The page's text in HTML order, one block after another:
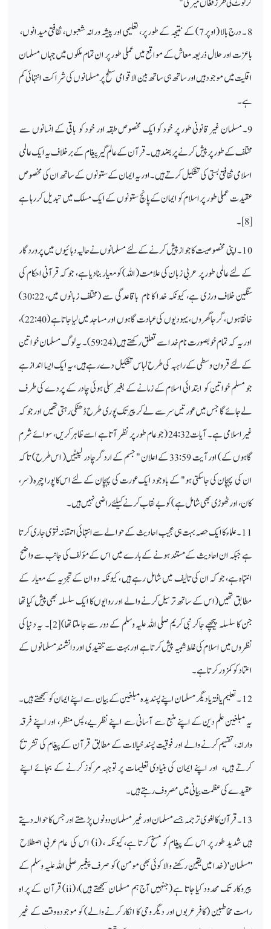
8 ۔ درج بالا (اوپر 7) کے نتیجہ کے طور پر، تعلیمی اور پیشہ ورانہ شعبوں، ثقافتی میدانوں،
باعزت اور حلال ذریعہ معاش کے مواقع میں عملی طور پر ان تمام ملکوں میں جہاں مسلمان
اقلیت میں موجود ہیں اور ساتھ ہی ساتھ بین الاقوامی سطح پر مسلمانوں کی شراکت انتہائی کم
ہے۔
9۔ مسلمان غیر قانونی طور پر خود کو ایک مخصوص طبقہ اور خود کو باقی کے انسانوں سے
مختلف کے طور پر پیش کرنے پر بضد ہیں ۔ قرآن کے عالم گیر پیغام کے بر خلاف یہ ایک عالمی
اسلامی ثقافتی بستی کی تشکیل کرتے ہیں۔ اور یہ ایمان کے ستونوں کے ساتھ ان کی مخصوص
عقیدت عملی طور پر اسلام کو ایمان کےپانچ ستونوں کے ایک مسلک میں تبدیل کر رہا ہے
[8]۔
10۔ اپنی مخصوصیت کا جواز پیش کرنے کے لئے مسلمانوں نے حالیہ دہائیوں میں پروردگار
کے لئے عالمی طور پر عربی زبان کی علامت (اللہ) کو معیار بنا دیا ہے، جو کہ قرآنی احکام کی
سنگین خلاف ورزی ہے، کیونکہ خدا کا نام باقاعدگی سے (مختلف زبانوں میں، 30:22)
خانقاہوں، گرجا گھروں، یہودیوں کی عبادت گاہوں اور مساجد میں لیا جاتا ہے (22:40)،
اور یہ کہ تمام خوبصورت نام خدا سے تعلق رکھتے ہیں(59:24)۔ یہ لوگ مسلمان خواتین
کے لئےقرون وسطی کے راہبہ کی طرح لباس تشکیل دے رہے ہیں، یہ ایک ایسا انداز ہے
جو مسلم خواتین کو ابتدائی اسلام کے زمانے کے بغیر سلی ہوئی چادر کے پردے کی طرف
لے جائے گا جس میں عورتیں سر سے لے کر پیر تک پوری طرح ڈھنکی رہتی تھیں اور جو کہ
غیر اسلامی ہے۔ آیات 24:32 ( جو عام طور پر نظر آتا ہے اسےظاہر کریں، سوائے شرم
گاہوں کے ) اور آیت 33:59 کے اعلان " جسم کے ارد گر چادر لپیٹیں ( اس طرح) تاکہ
ان کی پہچان کی جاسکتی ہو" کے باوجود ایک عورت کی پہچان کے لئے اس کا پورا چہرہ (سر،
کان، اور ٹھوڑی بھی شامل ہے) کو بے نقاب کرنے کیلئے راضی نہیں ہیں ۔
11۔ علماء کا ایک حصہ بہت ہی عجیب احادیث کے حوالے سے انتہائی احمقانہ فتوی جاری کر تا
ہے جبکہ ان احادیث کے مستند ہونے کے بارے میں اس کے مؤ لف کی جانب سے واضح
انتباہ ہے، جو کہ ان کی تالیف میں شامل رہے ہیں ، کیونکہ وہ ان کے تجزیہ کے معیار کے
مطابق تھیں (اس کے ساتھ ترسیل کرنے والے اور روایوں کا ایک سلسلہ بھی پیش کیا تھا
جن کا سلسلہ پیچھے جاکر نبی کریم صلی اللہ علیہ وسلم کے دور سے جا ملتا تھا) [2]۔ یہ دنیا کی
نظروں میں اسلام کی غلط شبیہ پیش کرتا ہے اور بہت سے تنقیدی اور دانشمند مسلمانوں کے
اعتماد کو کمزور کرتا ہے۔
12 ۔ تعلیم یافتہ یا دیگر مسلمان اپنے پسندیدہ مبلغین کےبیان سے اپنے ایمان کو سمجھتے ہیں۔
یہ مبلغین علم دین کے اپنے منبع سے آسانی سے اپنے نظریے، پس منظر، اور اپنے فرقہ
وارانہ، تقسیم کرنے والے اور فوقیت پسند خیالات کے مطابق قرآن کےپیغام کی تشریح
کرتے ہیں، اور اپنے ایمان کی بنیادی تعلیمات پر توجہہ مرکوز کرنے کے بجائے اپنے
عقیدے کی عظمت بیانی میں مصروف رہتے ہیں ۔
13۔ قرآن کا لغوی ترجمہ جسے مسلمان اور غیر مسلمان دونوں پڑھتے اور جس کا حوالہ دیتے
ہیں شدید طور پر اس کے پیغام کو مسخ کرتا ہے، کیونکہ ، (i) اس کی عام عربی اصطلاح
'مسلمان' (خدا میں یقین رکھنے والا کوئی بھی مومن) کو صرف پیغمبر صلی اللہ علیہ وسلم کے
پیروکار تک محدود کیا جاتا ہے (جنہیں آج ہم مسلمان سمجھتے ہیں)، (ii) قرآن کے پراہ
راست مخاطبین (کافر عربوں اور دیگر وحی کا انکار کرنے والے) کو موجودہ وقت کے غیر